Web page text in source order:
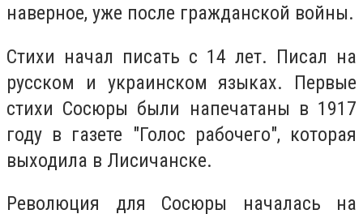
наверное, уже после гражданской войны.
Стихи начал писать с 14 лет. Писал на
русском и украинском языках. Первые
стихи Сосюры были напечатаны в 1917
году в газете "Голос рабочего", которая
выходила в Лисичанске.
Революция для Сосюры началась на